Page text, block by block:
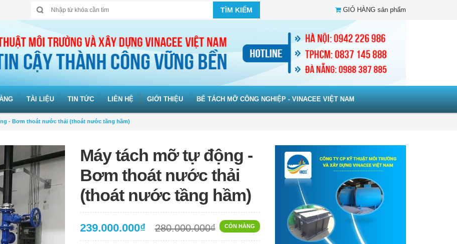
TÌM KIẾM GIỎ HÀNG sản phẩm
TÀI LIỆU TIN TỨC LIÊN HỆ GIỚI THIỆU BỂ TÁCH MỠ CÔNG NGHIỆP - VINACEE VIỆT NAM
- Bơm thoát nước thải (thoát nước tầng hầm)
Máy tách mỡ tự động -
Bơm thoát nước thải
(thoát nước tầng hầm)
CÒN HÀNG
239.000.000₫ 280.000.000₫